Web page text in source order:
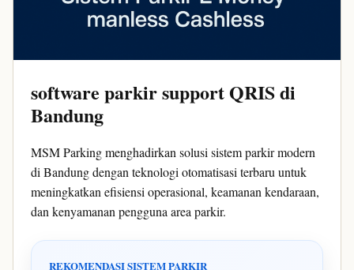
software parkir support QRIS di
Bandung
MSM Parking menghadirkan solusi sistem parkir modern
di Bandung dengan teknologi otomatisasi terbaru untuk
meningkatkan efisiensi operasional, keamanan kendaraan,
dan kenyamanan pengguna area parkir.
REKOMENDASI SISTEM PARKIR